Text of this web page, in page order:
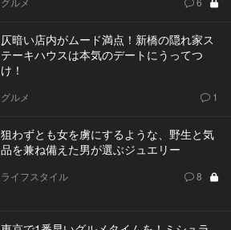
仄暗い店内がムード満点！新橋の隠れ家ス
テーキハウスは本気のデートにうってつ
け！
グルメ 1
狙わずとも女を虜にするような、野生と気
品を兼ね備えた男が選ぶジュエリー
ライフスタイル 8